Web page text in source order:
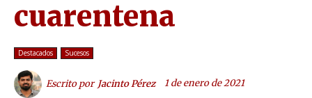
cuarentena
Destacados Sucesos
Escrito por Jacinto Pérez 1 de enero de 2021